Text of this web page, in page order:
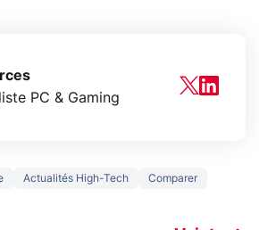
PC & Gaming
Actualités High-Tech Comparer
de
Ce que vous